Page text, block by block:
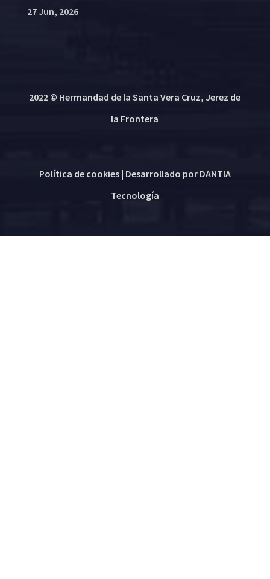
27 Jun, 2026
2022 © Hermandad de la Santa Vera Cruz, Jerez de
la Frontera
Política de cookies| Desarrollado por DANTIA
Tecnología